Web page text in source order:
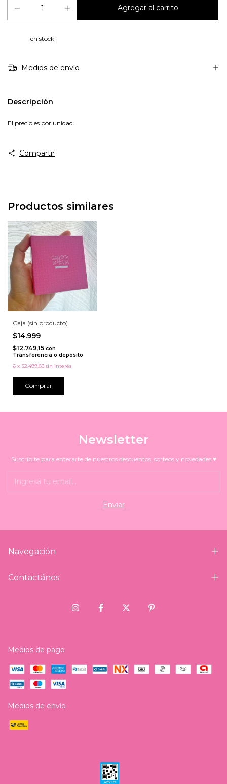
en stock
Medios de envío
Descripción
El precio es por unidad.
Compartir
Productos similares
Caja (sin producto)
$14.999
$12.749,15 con
Transferencia o depósito
6 x $2.499,83 sin interés
Newsletter
Suscribite para enterarte de nuestros descuentos, sorteos y novedades ♥
Navegación
Contactános
Medios de pago
Medios de envío